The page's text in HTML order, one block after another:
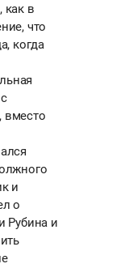
как в
что
когда
вместо
и
о
Рубина и